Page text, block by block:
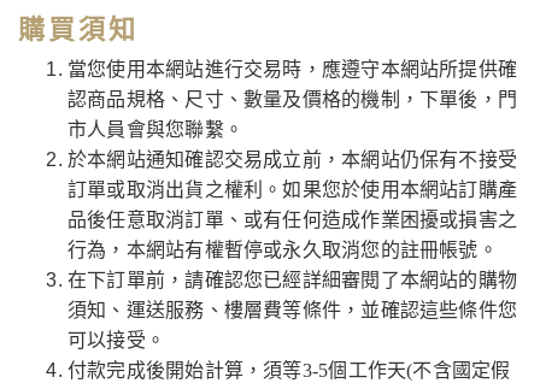
購買須知
當您使用本網站進行交易時，應遵守本網站所提供確
認商品規格、尺寸、數量及價格的機制，下單後，門
市人員會與您聯繫。
於本網站通知確認交易成立前，本網站仍保有不接受
訂單或取消出貨之權利。如果您於使用本網站訂購產
品後任意取消訂單、或有任何造成作業困擾或損害之
行為，本網站有權暫停或永久取消您的註冊帳號。
在下訂單前，請確認您已經詳細審閱了本網站的購物
須知、運送服務、樓層費等條件，並確認這些條件您
可以接受。
付款完成後開始計算，須等3-5個工作天(不含國定假